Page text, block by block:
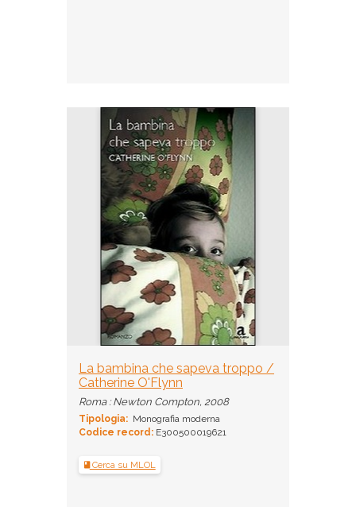
La bambina che sapeva troppo /
Catherine O'Flynn
Roma : Newton Compton, 2008
Tipologia: Monografia moderna
Codice record: E300500019621
Cerca su MLOL